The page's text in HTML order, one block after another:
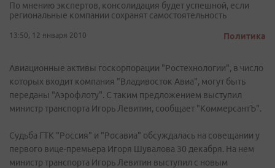
По мнению экспертов, консолидация будет успешной, если
региональные компании сохранят самостоятельность
13:50, 12 января 2010 Политика
Авиационные активы госкорпорации "Ростехнологии", в число
которых входит компания "Владивосток Авиа", могут быть
переданы "Аэрофлоту". С таким предложением выступил
министр транспорта Игорь Левитин, сообщает "КоммерсантЪ".
Судьба ГТК "Россия" и "Росавиа" обсуждалась на совещании у
первого вице-премьера Игоря Шувалова 30 декабря. На нем
министр транспорта Игорь Левитин выступил с новым